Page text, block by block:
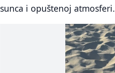
sunca i opuštenoj atmosferi.